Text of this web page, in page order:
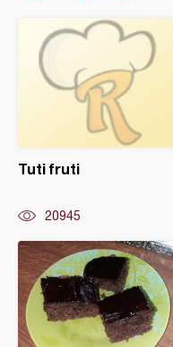
Tuti fruti
20945